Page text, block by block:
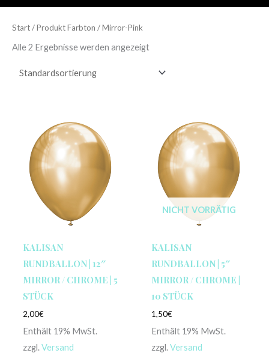
Start/ Produkt Farbton / Mirror-Pink
Alle 2 Ergebnisse werden angezeigt
KALISAN
RUNDBALLON | 12″
MIRROR / CHROME | 5
STÜCK
2,00€
Enthält 19% MwSt.
zzgl.Versand
NICHT VORRÄTIG
KALISAN
RUNDBALLON | 5″
MIRROR / CHROME |
10 STÜCK
1,50€
Enthält 19% MwSt.
zzgl.Versand